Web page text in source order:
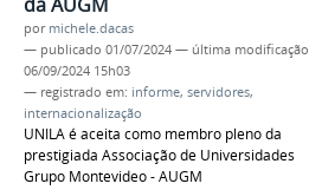
da AUGM
por michele.dacas
— publicado 01/07/2024 — última modificação
06/09/2024 15h03
— registrado em: informe, servidores,
internacionalização
UNILA é aceita como membro pleno da
prestigiada Associação de Universidades
Grupo Montevideo - AUGM